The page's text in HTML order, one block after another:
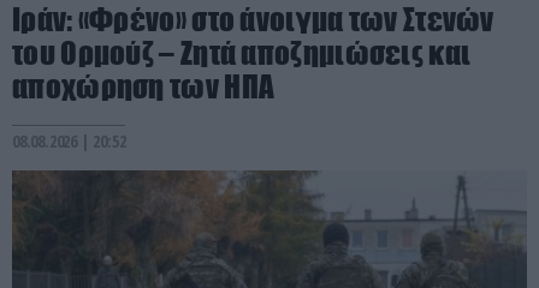
Ιράν: «Φρένο» στο άνοιγμα των Στενών
του Ορμούζ – Ζητά αποζημιώσεις και
αποχώρηση των ΗΠΑ
08.08.2026 | 20:52